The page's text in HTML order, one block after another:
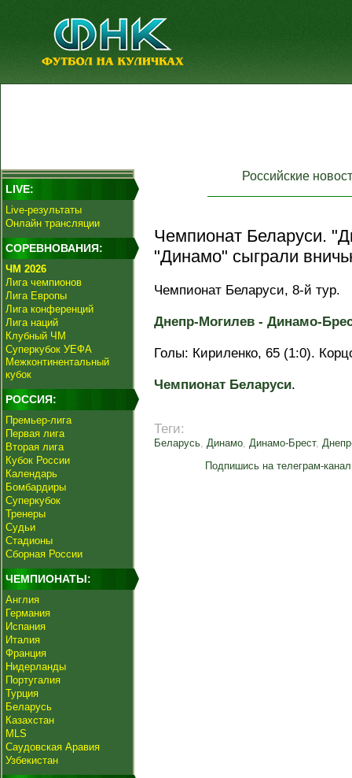
LIVE:
Live-результаты
Онлайн трансляции
СОРЕВНОВАНИЯ:
ЧМ 2026
Лига чемпионов
Лига Европы
Лига конференций
Лига наций
Клубный ЧМ
Суперкубок УЕФА
Межконтинентальный
кубок
РОССИЯ:
Премьер-лига
Первая лига
Вторая лига
Кубок России
Календарь
Бомбардиры
Суперкубок
Тренеры
Судьи
Стадионы
Сборная России
ЧЕМПИОНАТЫ:
Англия
Германия
Испания
Италия
Франция
Нидерланды
Португалия
Турция
Беларусь
Казахстан
MLS
Саудовская Аравия
Узбекистан
Российские
Чемпионат Беларуси.
"Динамо" сыграли
Чемпионат Беларуси, 8-й тур.
Днепр-Могилев - Динамо-
Голы: Кириленко, 65 (1:0).
Чемпионат Беларуси.
Теги:
Беларусь, Динамо, Динамо-Брест,
Подпишись на телеграм-